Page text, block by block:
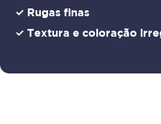
Rugas finas
Textura e coloração